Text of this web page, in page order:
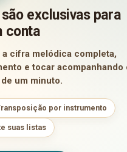
exclusivas para
conta
a cifra melódica completa,
e tocar acompanhando
um minuto.
por instrumento
suas listas